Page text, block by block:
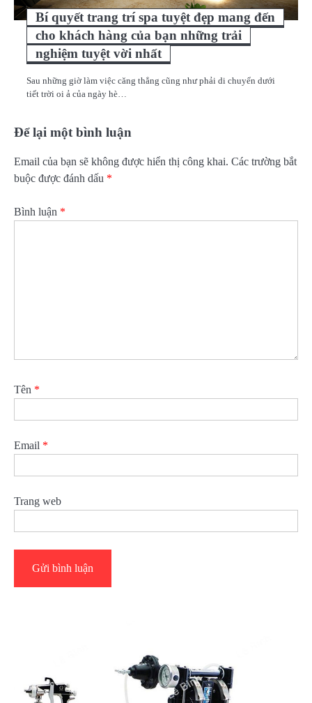
Bí quyết trang trí spa tuyệt đẹp mang đến
cho khách hàng của bạn những trải
nghiệm tuyệt vời nhất
Sau những giờ làm việc căng thẳng cũng như phải di chuyển dưới
tiết trời oi ả của ngày hè…
Để lại một bình luận
Email của bạn sẽ không được hiển thị công khai. Các trường bắt
buộc được đánh dấu *
Bình luận *
Tên *
Email *
Trang web